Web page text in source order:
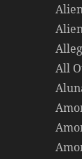
All